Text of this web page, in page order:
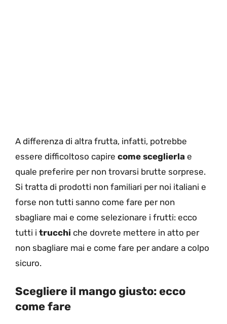
A differenza di altra frutta, infatti, potrebbe
essere difficoltoso capire come sceglierla e
quale preferire per non trovarsi brutte sorprese.
Si tratta di prodotti non familiari per noi italiani e
forse non tutti sanno come fare per non
sbagliare mai e come selezionare i frutti: ecco
tutti i trucchi che dovrete mettere in atto per
non sbagliare mai e come fare per andare a colpo
sicuro.
Scegliere il mango giusto: ecco
come fare